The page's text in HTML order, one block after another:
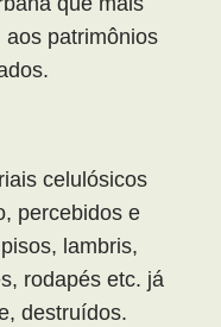
patrimônios
celulósicos
percebidos e
lambris,
rodapés etc. já
destruídos.